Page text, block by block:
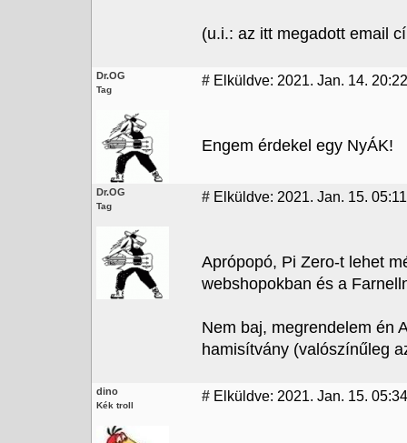
(u.i.: az itt megadott email
Dr.OG
Tag
# Elküldve: 2021. Jan. 14. 20:22
Engem érdekel egy NyÁK!
Dr.OG
Tag
# Elküldve: 2021. Jan. 15. 05:11
Aprópopó, Pi Zero-t lehet
webshopokban és a
Nem baj, megrendelem én
hamisítvány (valószínűleg
dino
Kék troll
# Elküldve: 2021. Jan. 15. 05:34